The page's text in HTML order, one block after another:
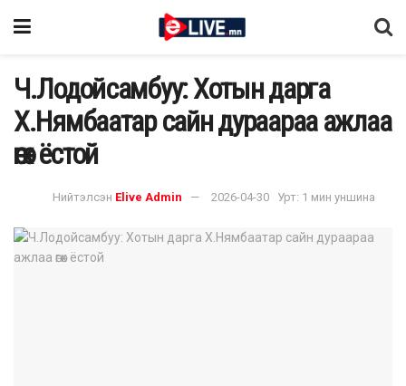
Ч.Лодойсамбуу: Хотын дарга
Х.Нямбаатар сайн дураараа ажлаа
өгөх ёстой
Нийтэлсэн Elive Admin 2026-04-30 Урт: 1 мин уншина